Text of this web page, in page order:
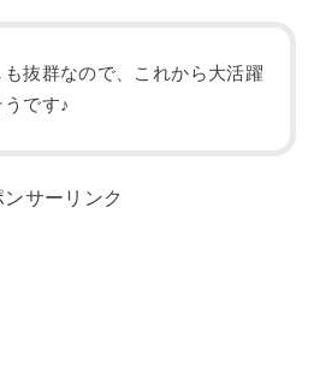
抜群なので、これから大活躍
うです♪
ンサーリンク